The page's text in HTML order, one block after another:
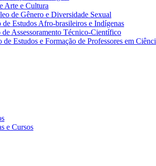
Arte e Cultura
de Gênero e Diversidade Sexual
Estudos Afro-brasileiros e Indígenas
Assessoramento Técnico-Científico
Estudos e Formação de Professores em
e Cursos